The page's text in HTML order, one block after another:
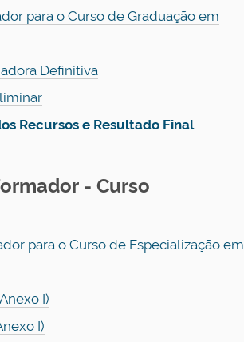
para o Curso de Graduação em
Definitiva
Recursos e Resultado Final
- Curso
para o Curso de Especialização em
I)
I)